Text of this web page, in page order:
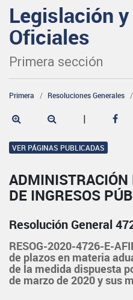
Legislación
Oficiales
Primera sección
Primera Resoluciones Generales
|
VER PÁGINAS PUBLICADAS
ADMINISTRACIÓN
DE INGRESOS
Resolución General
RESOG-2020-4726-E-
de plazos en materia
de la medida dispuesta
de marzo de 2020 y sus